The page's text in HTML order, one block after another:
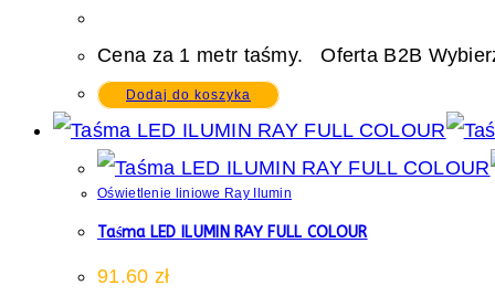
Cena za 1 metr taśmy. Oferta B2B
Dodaj do koszyka
Oświetlenie liniowe Ray Ilumin
Taśma LED ILUMIN RAY FULL COLOUR
91.60 zł